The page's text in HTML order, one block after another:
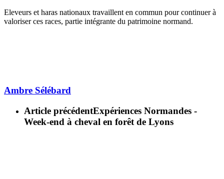
Eleveurs et haras nationaux travaillent en commun pour continuer à
valoriser ces races, partie intégrante du patrimoine normand.
Ambre Sélébard
Article précédentExpériences Normandes -
Week-end à cheval en forêt de Lyons